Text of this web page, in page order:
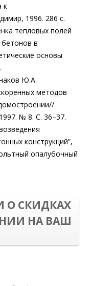
к
1996. 286 с.
тепловых полей
в
основы
Ю.А.
методов
№ 8. С. 36–37.
конструкций”,
опалубочный
О СКИДКАХ
НА ВАШ